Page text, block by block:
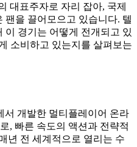
대표주자로 자리 잡아, 국제
팬을 끌어모으고 있습니다. 텔
이 경기는 어떻게 전개되고 있
소비하고 있는지를 살펴보는
서 개발한 멀티플레이어 온라
, 빠른 속도의 액션과 전략적
년 전 세계적으로 열리는 수